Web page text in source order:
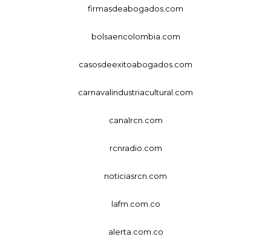
firmasdeabogados.com
bolsaencolombia.com
casosdeexitoabogados.com
carnavalindustriacultural.com
canalrcn.com
rcnradio.com
noticiasrcn.com
lafm.com.co
alerta.com.co